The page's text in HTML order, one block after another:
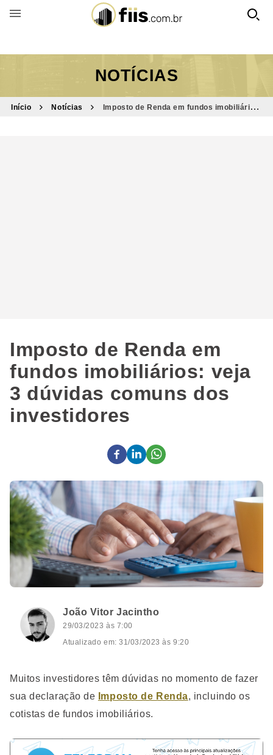
BUSCAR POR FUNDO
NOTÍCIAS
Início Notícias
Imposto de Renda em fundos imobiliários:
Imposto de Renda em
fundos imobiliários: veja
3 dúvidas comuns dos
investidores
João Vitor Jacintho
29/03/2023 às 7:00
Atualizado em: 31/03/2023 às 9:20
Muitos investidores têm dúvidas no momento de fazer
sua declaração de Imposto de Renda, incluindo os
cotistas de fundos imobiliários.